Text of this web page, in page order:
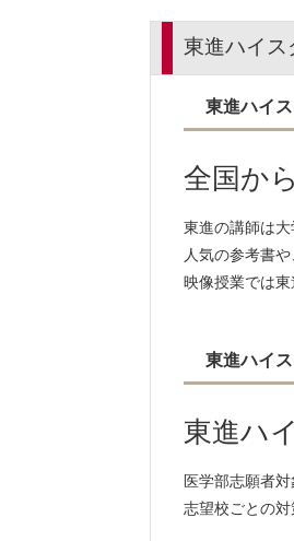
和歌山県立医
岐阜大学 23名
愛媛大学 22名
福井大学 22名
琉球大学 21名
鳥取大学 13名
秋田大学 19名
島根大学 7名
私立大学
国際医療福祉
帝京大学 20名
日本大学 5名
東海大学 13名
東進ハイ
東進ハイ
全国か
東進の講師は大
人気の参考書
映像授業では東
東進ハイ
東進ハ
医学部志願者
志望校ごとの